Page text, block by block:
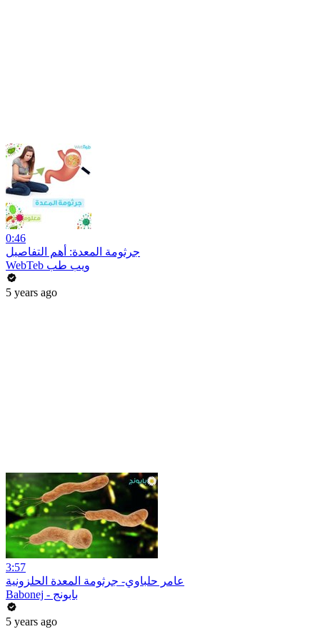
0:46
جرثومة المعدة: أهم التفاصيل
WebTeb ويب طب
5 years ago
3:57
عامر حلباوي- جرثومة المعدة الحلزونية
Babonej - بابونج
5 years ago